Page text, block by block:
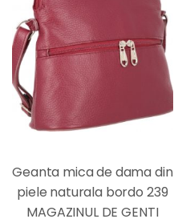
Geanta mica de dama din
piele naturala bordo 239
MAGAZINUL DE GENTI